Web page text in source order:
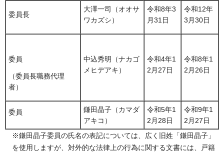
委員長
大澤一司（オオサ
ワカズシ）
令和8年3
月31日
令和12年
3月30日
委員
（委員長職務代理
者）
中込秀明（ナカゴ
メヒデアキ）
令和4年1
2月27日
令和8年1
2月26日
委員
鎌田晶子（カマダ
アキコ）
令和5年1
2月28日
令和9年1
2月27日
※鎌田晶子委員の氏名の表記については、広く旧姓「鎌田晶子」
を使用しますが、対外的な法律上の行為に関する文書には、戸籍